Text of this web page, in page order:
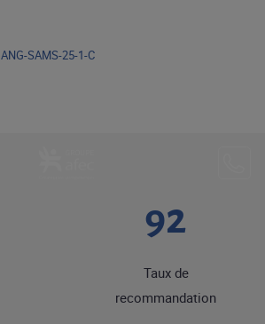
92
Taux de
recommandation
ANG-SAMS-25-1-C